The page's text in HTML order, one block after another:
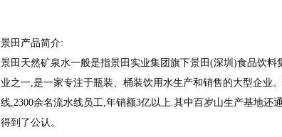
景田产品简介:
景田天然矿泉水一般是指景田实业集团旗下景田(深圳)食品饮
业之一,是一家专注于瓶装、桶装饮用水生产和销售的大型企业
线,2300余名流水线员工,年销额3亿以上.其中百岁山生产基地
得到了公认。